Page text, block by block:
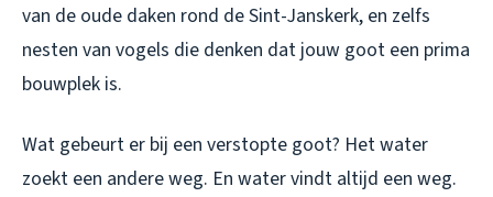
van de oude daken rond de Sint-Janskerk, en zelfs
nesten van vogels die denken dat jouw goot een prima
bouwplek is.
Wat gebeurt er bij een verstopte goot? Het water
zoekt een andere weg. En water vindt altijd een weg.